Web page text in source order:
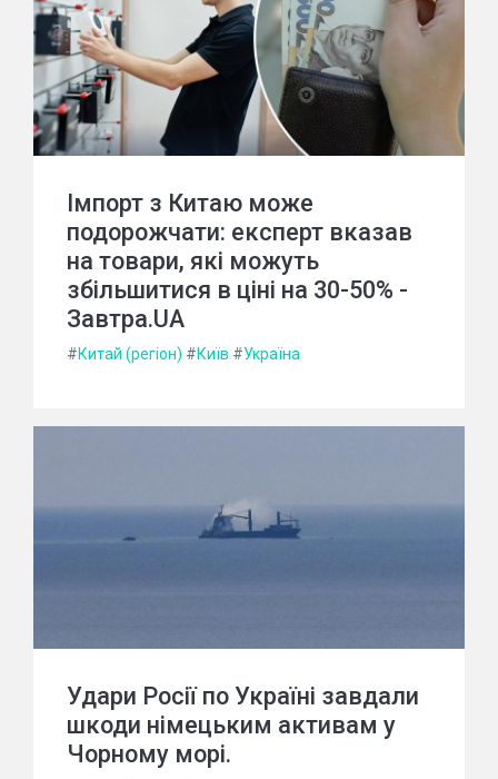
Імпорт з Китаю може
подорожчати: експерт вказав
на товари, які можуть
збільшитися в ціні на 30-50% -
Завтра.UA
#Китай (регіон) #Київ #Україна
Удари Росії по Україні завдали
шкоди німецьким активам у
Чорному морі.